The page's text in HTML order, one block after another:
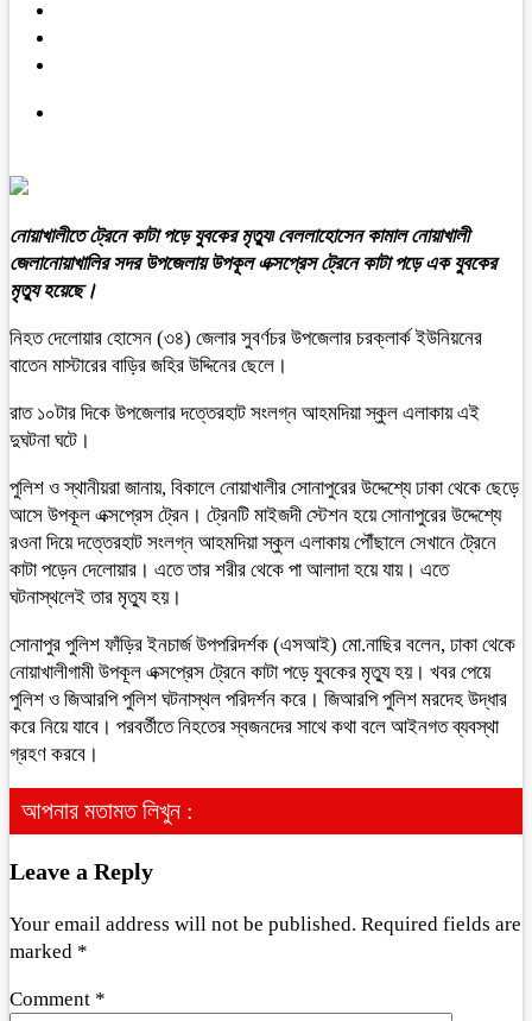
নোয়াখালীতে ট্রেনে কাটা পড়ে যুবকের মৃত্যু৷ বেললাহোসেন কামাল নোয়াখালী
জেলানোয়াখালির সদর উপজেলায় উপকূল এক্সপ্রেস ট্রেনে কাটা পড়ে এক যুবকের
মৃত্যু হয়েছে।
নিহত দেলোয়ার হোসেন (৩৪) জেলার সুবর্ণচর উপজেলার চরক্লার্ক ইউনিয়নের
বাতেন মাস্টারের বাড়ির জহির উদ্দিনের ছেলে।
রাত ১০টার দিকে উপজেলার দত্তেরহাট সংলগ্ন আহমদিয়া স্কুল এলাকায় এই
দুঘটনা ঘটে।
পুলিশ ও স্থানীয়রা জানায়, বিকালে নোয়াখালীর সোনাপুরের উদ্দেশ্যে ঢাকা থেকে ছেড়ে
আসে উপকূল এক্সপ্রেস ট্রেন। ট্রেনটি মাইজদী স্টেশন হয়ে সোনাপুরের উদ্দেশ্যে
রওনা দিয়ে দত্তেরহাট সংলগ্ন আহমদিয়া স্কুল এলাকায় পৌঁছালে সেখানে ট্রেনে
কাটা পড়েন দেলোয়ার। এতে তার শরীর থেকে পা আলাদা হয়ে যায়। এতে
ঘটনাস্থলেই তার মৃত্যু হয়।
সোনাপুর পুলিশ ফাঁড়ির ইনচার্জ উপপরিদর্শক (এসআই) মো.নাছির বলেন, ঢাকা থেকে
নোয়াখালীগামী উপকূল এক্সপ্রেস ট্রেনে কাটা পড়ে যুবকের মৃত্যু হয়। খবর পেয়ে
পুলিশ ও জিআরপি পুলিশ ঘটনাস্থল পরিদর্শন করে। জিআরপি পুলিশ মরদেহ উদ্ধার
করে নিয়ে যাবে। পরবর্তীতে নিহতের স্বজনদের সাথে কথা বলে আইনগত ব্যবস্থা
গ্রহণ করবে।
আপনার মতামত লিখুন :
Leave a Reply
Your email address will not be published. Required fields are
marked *
Comment *